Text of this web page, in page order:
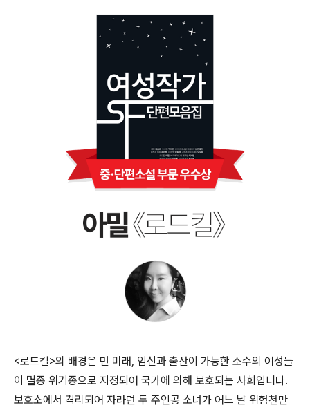
<로드킬>의 배경은 먼 미래, 임신과 출산이 가능한 소수의 여성들
이 멸종 위기종으로 지정되어 국가에 의해 보호되는 사회입니다.
보호소에서 격리되어 자라던 두 주인공 소녀가 어느 날 위험천만